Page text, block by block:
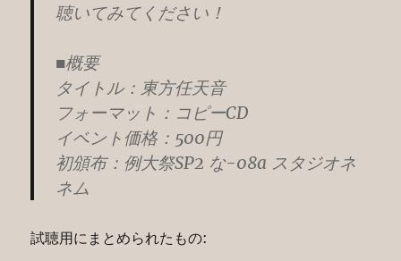
聴いてみてください！
■概要
タイトル：東方任天音
フォーマット：コピーCD
イベント価格：500円
初頒布：例大祭SP2 な-08a スタジオネ
ネム
試聴用にまとめられたもの: